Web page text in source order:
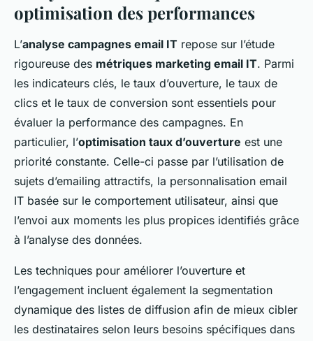
optimisation des performances
L’analyse campagnes email IT repose sur l’étude
rigoureuse des métriques marketing email IT. Parmi
les indicateurs clés, le taux d’ouverture, le taux de
clics et le taux de conversion sont essentiels pour
évaluer la performance des campagnes. En
particulier, l’optimisation taux d’ouverture est une
priorité constante. Celle-ci passe par l’utilisation de
sujets d’emailing attractifs, la personnalisation email
IT basée sur le comportement utilisateur, ainsi que
l’envoi aux moments les plus propices identifiés grâce
à l’analyse des données.
Les techniques pour améliorer l’ouverture et
l’engagement incluent également la segmentation
dynamique des listes de diffusion afin de mieux cibler
les destinataires selon leurs besoins spécifiques dans